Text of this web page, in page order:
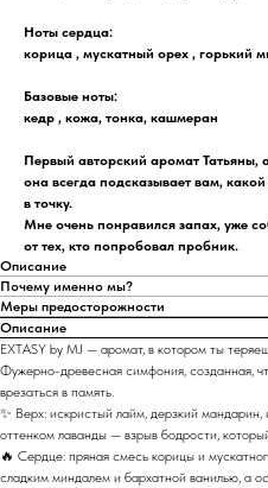
Ноты сердца:
корица , мускатный орех , горький
Базовые ноты:
кедр , кожа, тонка, кашмеран
Первый авторский аромат
она всегда подсказывает вам,
в точку.
Мне очень понравился запах, уже
от тех, кто попробовал пробник.
Описание
Почему именно мы?
Меры предосторожности
Описание
EXTASY by MJ — аромат, в котором ты
Фужерно-древесная симфония, созданная,
врезаться в память.
✨ Верх: искристый лайм, дерзкий мандарин,
оттенком лаванды — взрыв бодрости,
🔥 Сердце: пряная смесь корицы и
сладким миндалем и бархатной ванилью, а